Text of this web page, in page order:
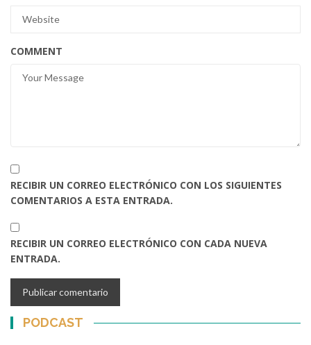
COMMENT
RECIBIR UN CORREO ELECTRÓNICO CON LOS SIGUIENTES
COMENTARIOS A ESTA ENTRADA.
RECIBIR UN CORREO ELECTRÓNICO CON CADA NUEVA
ENTRADA.
PODCAST